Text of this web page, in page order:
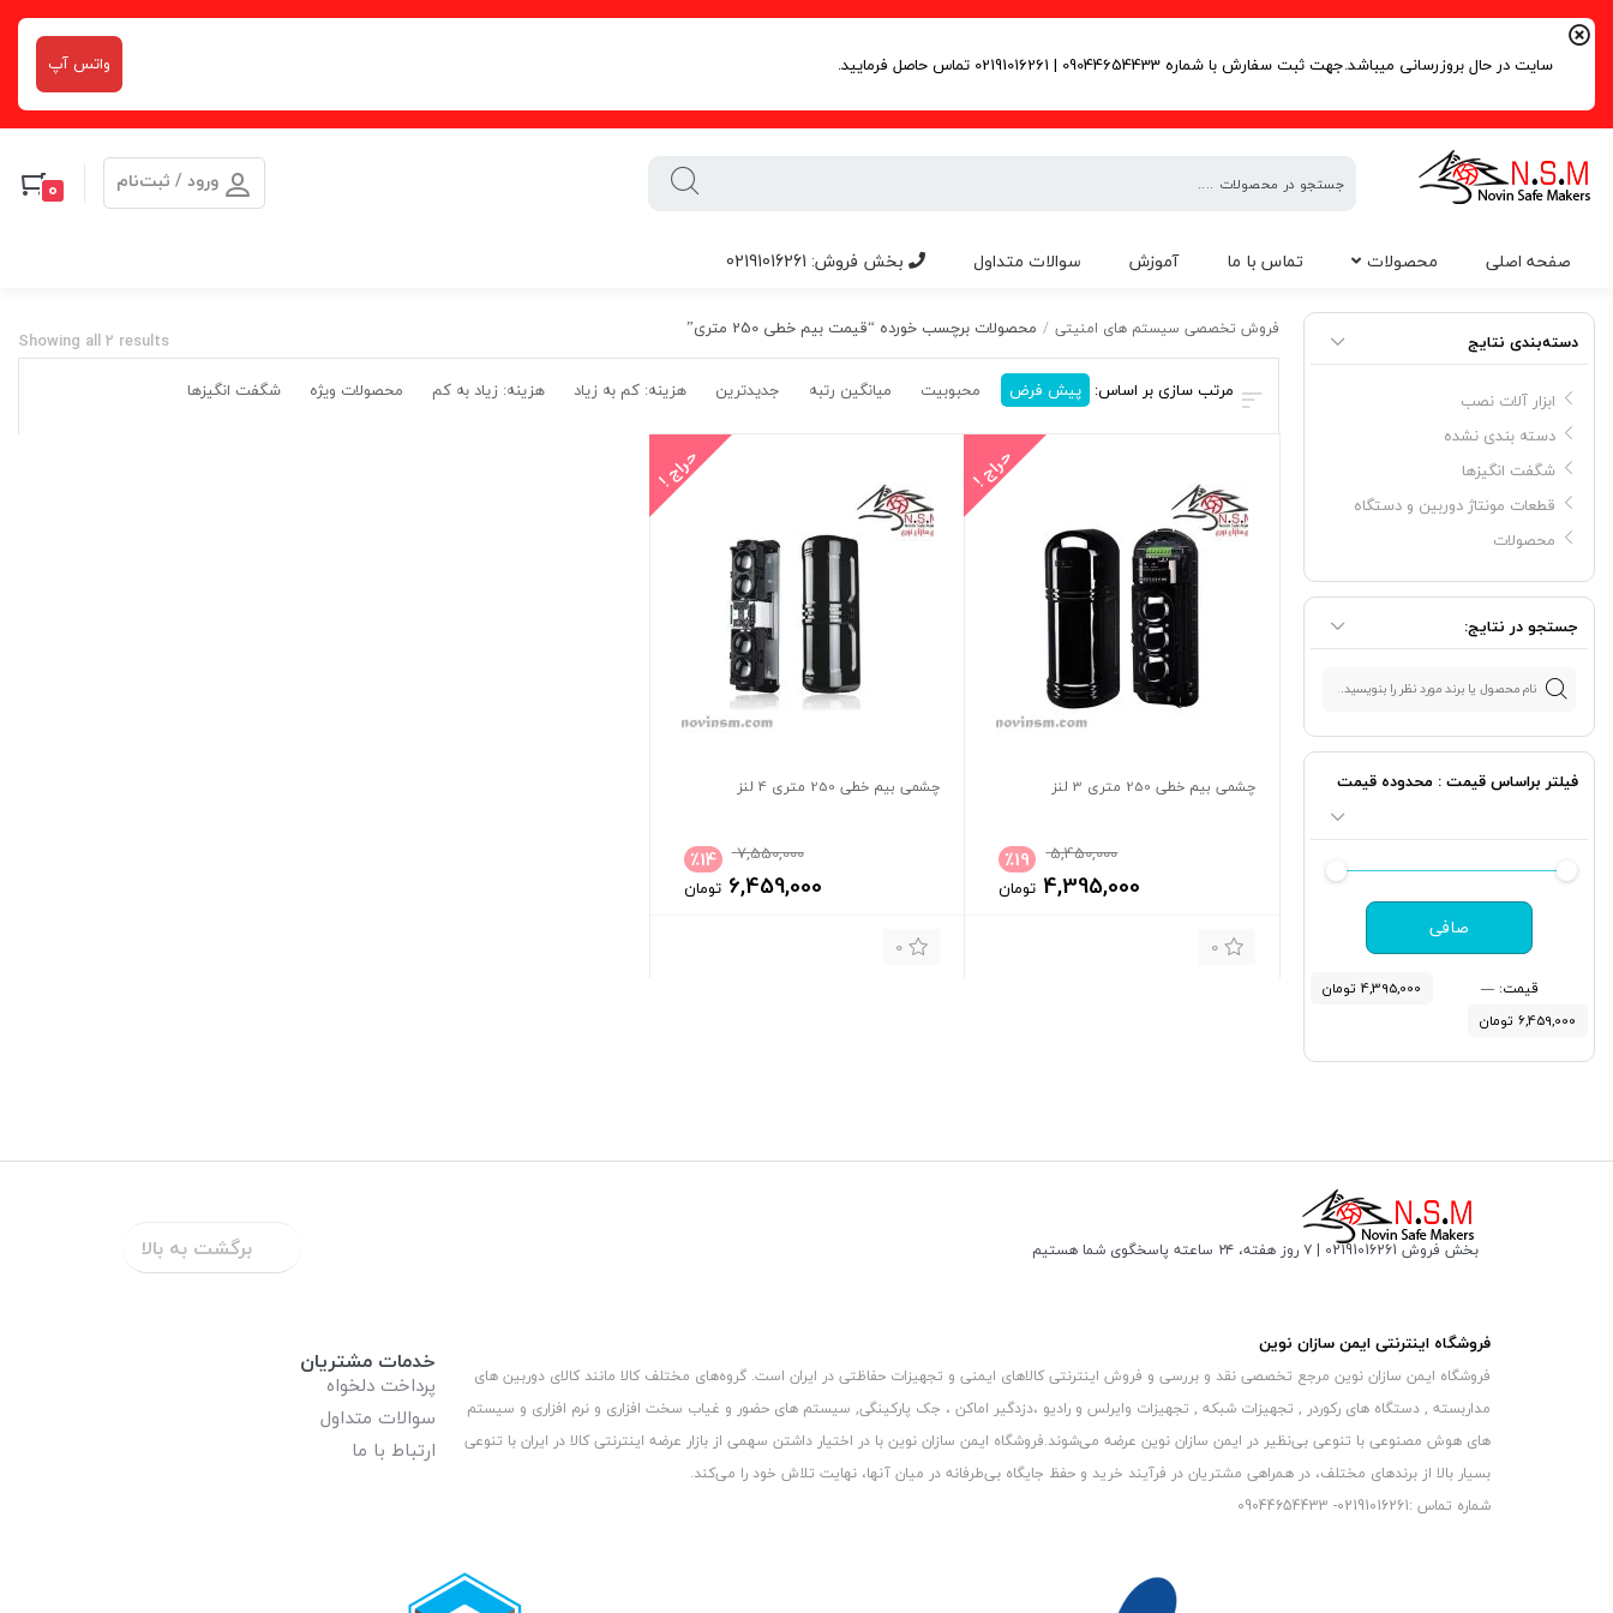
سایت در حال بروزرسانی میباشد.جهت ثبت سفارش با شماره 09044654433 | 02191016261 تماس حاصل فرمایید. واتس آپ
تخصصی
امنیتی
ورود / ثبت‌نام 0
صفحه اصلی محصولات تماس با ما آموزش سوالات متداول بخش فروش: 02191016261
قیمت بیم خطی 250 متری فروش تخصصی سیستم های امنیتی / محصولات برچسب خورده “قیمت بیم خطی 250 متری”
Showing all 2 results
مرتب سازی بر اساس: پیش فرض محبوبیت میانگین رتبه جدیدترین هزینه: کم به زیاد هزینه: زیاد به کم محصولات ویژه شگفت انگیزها
حراج !
چشمی بیم خطی 250 متری 3 لنز
0
٪19 5,450,000
4,395,000 تومان
حراج !
چشمی بیم خطی 250 متری 4 لنز
0
٪14 7,550,000
6,459,000 تومان
دسته‌بندی نتایج
ابزار آلات نصب
دسته بندی نشده
شگفت انگیزها
قطعات مونتاژ دوربین و دستگاه
محصولات
جستجو در نتایج:
فیلتر براساس قیمت : محدوده قیمت
صافی
قيمت: 4,395,000 تومان
—
6,459,000 تومان
بخش فروش 02191016261 | ۷ روز هفته، ۲۴ ساعته پاسخگوی شما هستیم برگشت به بالا
فروشگاه اینترنتی ایمن سازان نوین
فروشگاه ایمن سازان نوین مرجع تخصصی نقد و بررسی و فروش اینترنتی کالاهای ایمنی و تجهیزات حفاظتی در ایران است. گروه‏‏‌های مختلف کالا مانند کالای دوربین های
مداربسته , دستگاه های رکوردر , تجهیزات شبکه , تجهیزات وایرلس و رادیو ،دزدگیر اماکن ، جک پارکینگی, سیستم های حضور و غیاب سخت افزاری و نرم افزاری و سیستم
های هوش مصنوعی با تنوعی بی‌نظیر در ایمن سازان نوین عرضه می‏‏‏‌شوند.فروشگاه ایمن سازان نوین با در اختیار داشتن سهمی از بازار عرضه اینترنتی کالا در ایران با تنوعی
بسیار بالا از برندهای مختلف، در همراهی مشتریان در فرآیند خرید و حفظ جایگاه بی‏‏‏‌طرفانه در میان آنها، نهایت تلاش خود را می‌‏‏کند.
شماره تماس :02191016261- 09044654433
خدمات مشتریان
پرداخت دلخواه
سوالات متداول
ارتباط با ما